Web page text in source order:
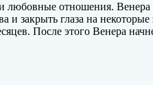
отношения. Венера
и закрыть глаза на
После этого Венера